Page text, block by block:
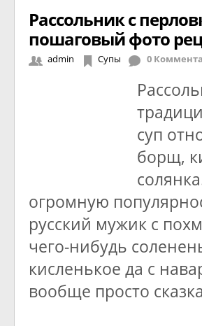
Рассольник с
пошаговый фото
admin Супы 0
суп
борщ,
огромную
русский мужик с
чего-нибудь
кисленькое да с
вообще просто сказка